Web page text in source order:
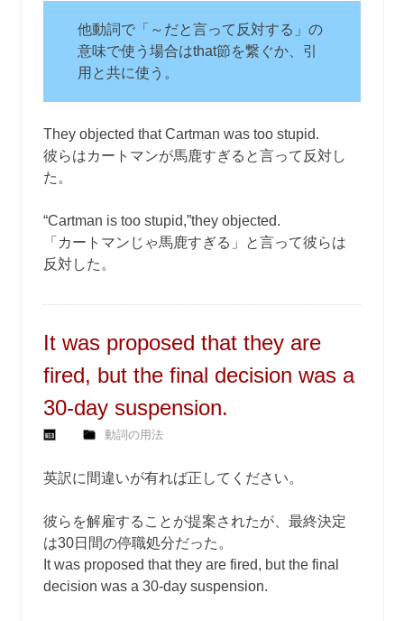
他動詞で「～だと言って反対する」の
意味で使う場合はthat節を繋ぐか、引
用と共に使う。
They objected that Cartman was too stupid.
彼らはカートマンが馬鹿すぎると言って反対し
た。
“Cartman is too stupid,”they objected.
「カートマンじゃ馬鹿すぎる」と言って彼らは
反対した。
It was proposed that they are
fired, but the final decision was a
30-day suspension.
動詞の用法
英訳に間違いが有れば正してください。
彼らを解雇することが提案されたが、最終決定
は30日間の停職処分だった。
It was proposed that they are fired, but the final
decision was a 30-day suspension.